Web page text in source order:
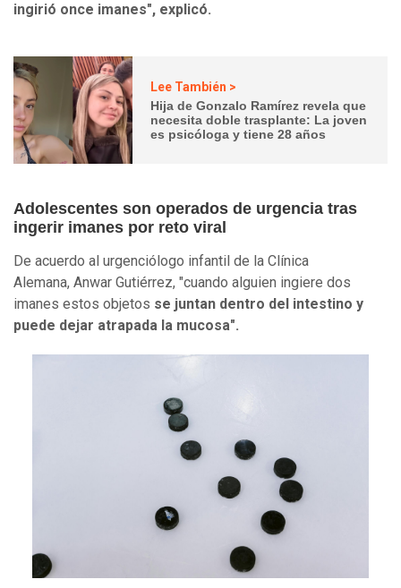
ingirió once imanes", explicó.
Lee También >
Hija de Gonzalo Ramírez revela que
necesita doble trasplante: La joven
es psicóloga y tiene 28 años
Adolescentes son operados de urgencia tras
ingerir imanes por reto viral
De acuerdo al urgenciólogo infantil de la Clínica
Alemana, Anwar Gutiérrez, "cuando alguien ingiere dos
imanes estos objetos se juntan dentro del intestino y
puede dejar atrapada la mucosa".